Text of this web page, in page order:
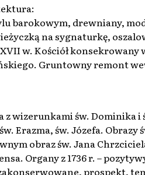
barokowym, drewniany,
na sygnaturkę,
w. Kościół konsekrowany
Gruntowny remont
z wizerunkami św. Dominika i
Erazma, św. Józefa.
obraz św. Jana
Organy z 1736 r. –
zakonserwowane, prospekt,